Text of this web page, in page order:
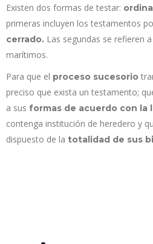
Existen dos formas de testar:
primeras incluyen los testamentos
cerrado. Las segundas se refieren
marítimos.
Para que el proceso sucesorio
preciso que exista un testamento;
a sus formas de acuerdo con la
contenga institución de heredero y
dispuesto de la totalidad de sus